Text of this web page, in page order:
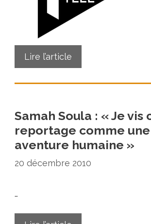
Lire l’article
Samah Soula : « Je vis
reportage comme une
aventure humaine »
20 décembre 2010
…